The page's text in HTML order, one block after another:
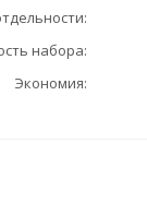
набора:
Экономия: